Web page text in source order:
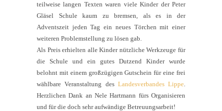
teilweise langen Texten waren viele Kinder der Peter
Gläsel Schule kaum zu bremsen, als es in der
Adventszeit jeden Tag ein neues Törchen mit einer
weiteren Problemstellung zu lösen gab.
Als Preis erhielten alle Kinder nützliche Werkzeuge für
die Schule und ein gutes Dutzend Kinder wurde
belohnt mit einem großzügigen Gutschein für eine frei
wählbare Veranstaltung des Landesverbandes Lippe.
Herzlichen Dank an Nele Hartmann fürs Organisieren
und für die doch sehr aufwändige Betreuungsarbeit!